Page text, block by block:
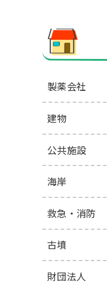
製薬会社
建物
公共施設
海岸
救急・消防
古墳
財団法人